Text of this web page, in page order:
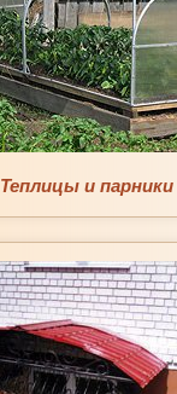
Теплицы и парники